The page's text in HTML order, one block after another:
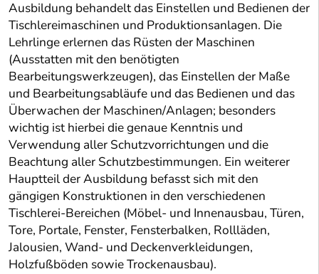
Ausbildung behandelt das Einstellen und Bedienen der
Tischlereimaschinen und Produktionsanlagen. Die
Lehrlinge erlernen das Rüsten der Maschinen
(Ausstatten mit den benötigten
Bearbeitungswerkzeugen), das Einstellen der Maße
und Bearbeitungsabläufe und das Bedienen und das
Überwachen der Maschinen/Anlagen; besonders
wichtig ist hierbei die genaue Kenntnis und
Verwendung aller Schutzvorrichtungen und die
Beachtung aller Schutzbestimmungen. Ein weiterer
Hauptteil der Ausbildung befasst sich mit den
gängigen Konstruktionen in den verschiedenen
Tischlerei-Bereichen (Möbel- und Innenausbau, Türen,
Tore, Portale, Fenster, Fensterbalken, Rollläden,
Jalousien, Wand- und Deckenverkleidungen,
Holzfußböden sowie Trockenausbau).